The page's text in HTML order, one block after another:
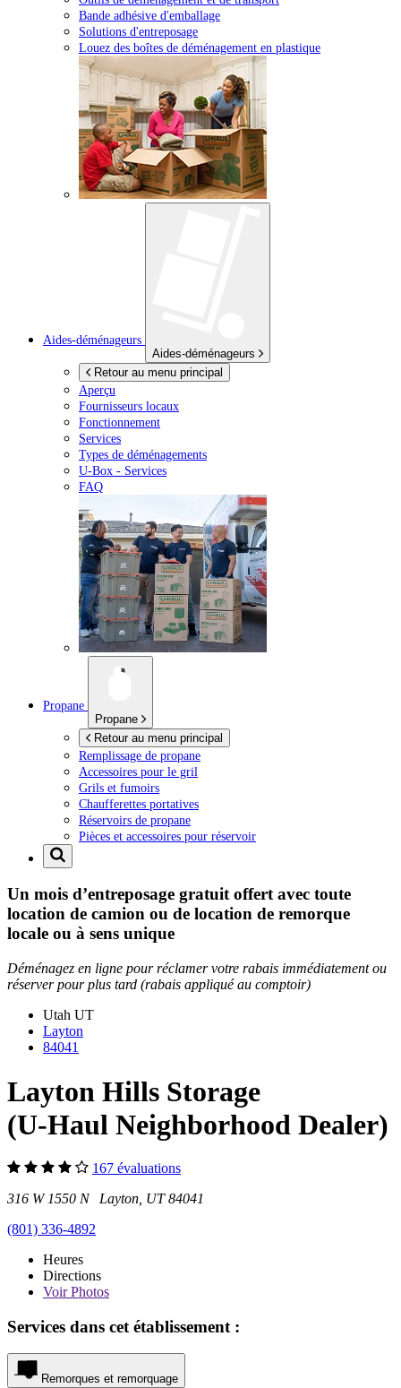
Bande adhésive d'emballage
Solutions d'entreposage
Louez des boîtes de déménagement en plastique
Aides-déménageurs
Aides-déménageurs
Retour au menu principal
Aperçu
Fournisseurs locaux
Fonctionnement
Services
Types de déménagements
U-Box - Services
FAQ
Propane
Propane
Retour au menu principal
Remplissage de propane
Accessoires pour le gril
Grils et fumoirs
Chaufferettes portatives
Réservoirs de propane
Pièces et accessoires pour réservoir
Un mois d’entreposage gratuit offert avec toute
location de camion ou de location de remorque
locale ou à sens unique
Déménagez en ligne pour réclamer votre rabais immédiatement ou
réserver pour plus tard (rabais appliqué au comptoir)
Utah UT
Layton
84041
Layton Hills Storage
(U-Haul Neighborhood Dealer)
167 évaluations
316 W 1550 N Layton, UT 84041
(801) 336-4892
Heures
Directions
VoirPhotos
Services dans cet établissement :
Remorques et remorquage